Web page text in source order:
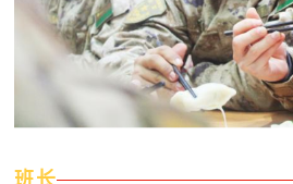
红
色
文
旅
关
于
我
班长